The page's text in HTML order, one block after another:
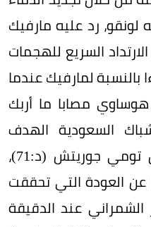
رد عليه مارفيك
السريع للهجمات
بالنسبة لمارفيك عندما
مصابا ما أربك
السعودية الهدف
الاسترالي الثاني عن طريق تومي جوريتش (د:71)،
عن العودة التي تحققت
عند الدقيقة